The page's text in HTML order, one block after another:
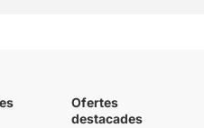
Ofertes
destacades